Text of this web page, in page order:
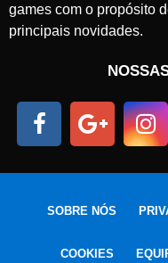
games com o propósito
principais novidades.
SOBRE NÓS
COOKIES